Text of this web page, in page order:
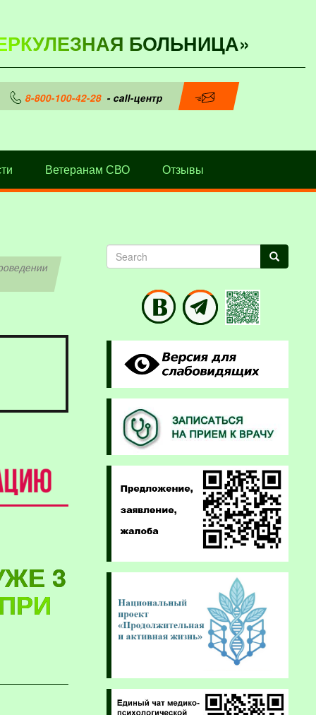
БОЛЬНИЦА»
8-800-100-42-28- call-центр
Ветеранам СВО Отзывы
3
Search Search